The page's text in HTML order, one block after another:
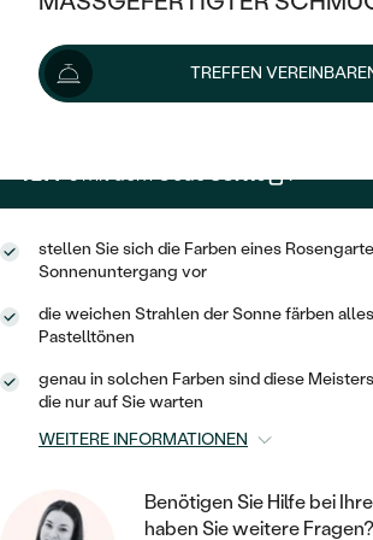
KLASSISCH
MEMOIRE
V-FORM
VINTAGE
AUSSERGEWÖHNLICHE
GEHÄMMERTE
VON HAND GRAVIERTE
MIT MEHREREN DIAMANTEN
HALO
VINTAGE
IM SET
AUSSERGEWÖHNLICH
GESTALTE EINEN RING
WÄHLE EINEN RING
DIAMANTEN ZUM EINFASSEN
AUSVERKAUF
WENN SCHMUCK HILFT
NACH TYP
ANHÄNGER / KETTEN
ARMBÄNDER
HERRENSCHMUCK
PLATIN
OHRSTECKER
CREOLEN
MINIMALISTISCHE
OHRHÄNGER
SOLITÄR
HERZ
GOLD
SILBER
ZUR GEBURT EINES KINDES
PERSONALISIERT
MINIMALISTISCH
AUSVERKAUF
GOLD
SILBER
NACH STYL
MEMOIRE
TREFFEN
1 419 €
Wir liefern den Schmuck innerhalb von 3 -
Lieferoptionen
1 277 €mit dem CodeSUN10 .
stellen Sie sich die Farben eines
Sonnenuntergang vor
die weichen Strahlen der Sonne färben
Pastelltönen
genau in solchen Farben sind diese
die nur auf Sie warten
WEITERE INFORMATIONEN
Benötigen Sie Hilfe bei
haben Sie weitere